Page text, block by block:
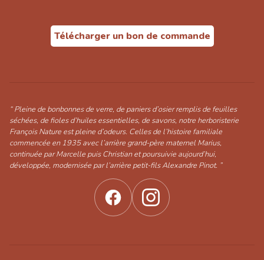
Télécharger un bon de commande
“ Pleine de bonbonnes de verre, de paniers d’osier remplis de feuilles
séchées, de fioles d’huiles essentielles, de savons, notre herboristerie
François Nature est pleine d’odeurs. Celles de l’histoire familiale
commencée en 1935 avec l’arrière grand-père maternel Marius,
continuée par Marcelle puis Christian et poursuivie aujourd’hui,
développée, modernisée par l’arrière petit-fils Alexandre Pinot. ”